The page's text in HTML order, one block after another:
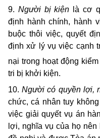
9. Người bị kiện là cơ
định hành chính, hành
buộc thôi việc, quyết
định xử lý vụ việc cạnh
nại trong hoạt động
tri bị khởi kiện.
10.Người có quyền lợi,
chức, cá nhân tuy
việc giải quyết vụ án
lợi, nghĩa vụ của họ